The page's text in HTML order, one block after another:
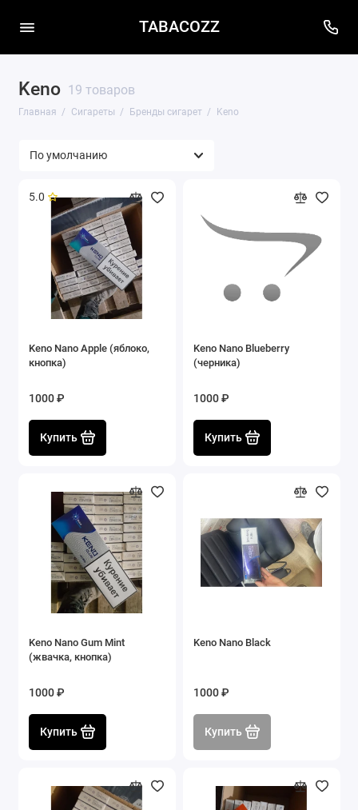
TABACOZZ
Keno 19 товаров
Главная Сигареты Бренды сигарет Keno
5.0
Keno Nano Apple (яблоко,
кнопка)
1000 ₽
Купить
Keno Nano Blueberry
(черника)
1000 ₽
Купить
Keno Nano Gum Mint
(жвачка, кнопка)
1000 ₽
Купить
Keno Nano Black
1000 ₽
Купить